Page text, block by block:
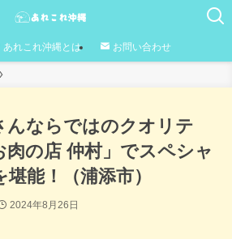
あれこれ沖縄とは お問い合わせ
んならではのクオリテ
肉の店 仲村」でスペシャ
能！（浦添市）
2024年8月26日